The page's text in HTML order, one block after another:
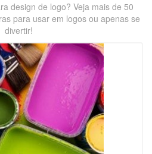
design de logo? Veja mais de 50
para usar em logos ou apenas se
divertir!